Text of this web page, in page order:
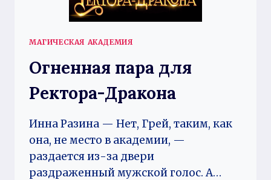
МАГИЧЕСКАЯ АКАДЕМИЯ
Огненная пара для
Ректора-Дракона
Инна Разина — Нет, Грей, таким, как
она, не место в академии, —
раздается из-за двери
раздраженный мужской голос. А…